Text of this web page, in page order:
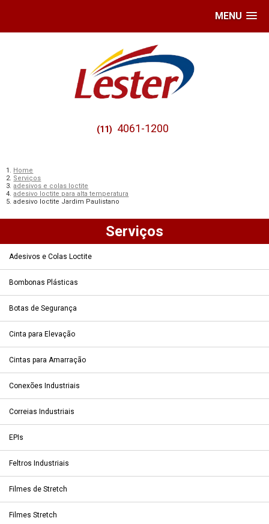
MENU
(11) 4061-1200
Home
Serviços
adesivos e colas loctite
adesivo loctite para alta temperatura
adesivo loctite Jardim Paulistano
Serviços
Adesivos e Colas Loctite
Bombonas Plásticas
Botas de Segurança
Cinta para Elevação
Cintas para Amarração
Conexões Industriais
Correias Industriais
EPIs
Feltros Industriais
Filmes de Stretch
Filmes Stretch